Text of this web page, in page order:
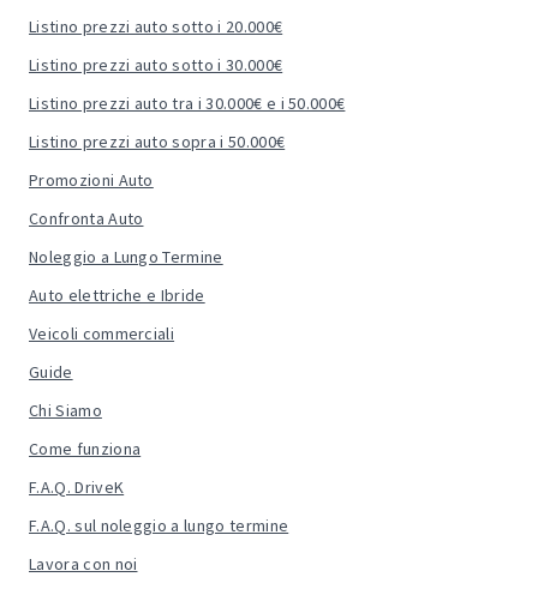
Listino prezzi auto sotto i 20.000€
Listino prezzi auto sotto i 30.000€
Listino prezzi auto tra i 30.000€ e i 50.000€
Listino prezzi auto sopra i 50.000€
Promozioni Auto
Confronta Auto
Noleggio a Lungo Termine
Auto elettriche e Ibride
Veicoli commerciali
Guide
Chi Siamo
Come funziona
F.A.Q. DriveK
F.A.Q. sul noleggio a lungo termine
Lavora con noi